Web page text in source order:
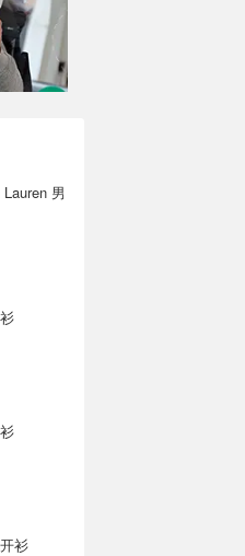
男
衫